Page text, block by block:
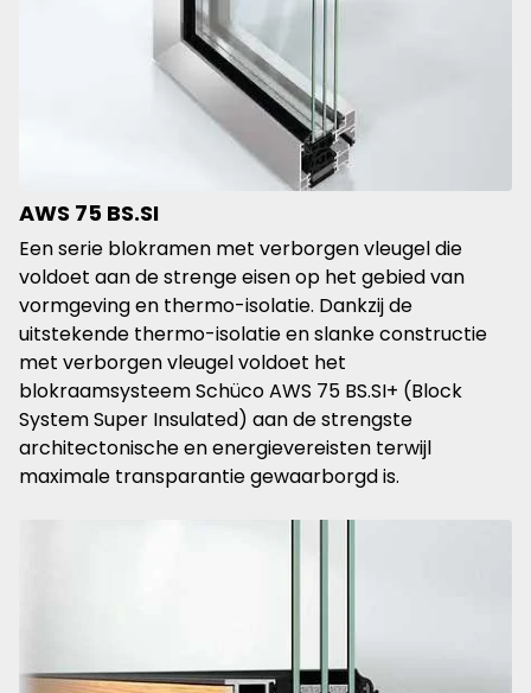
AWS 75 BS.SI
Een serie blokramen met verborgen vleugel die
voldoet aan de strenge eisen op het gebied van
vormgeving en thermo-isolatie. Dankzij de
uitstekende thermo-isolatie en slanke constructie
met verborgen vleugel voldoet het
blokraamsysteem Schüco AWS 75 BS.SI+ (Block
System Super Insulated) aan de strengste
architectonische en energievereisten terwijl
maximale transparantie gewaarborgd is.